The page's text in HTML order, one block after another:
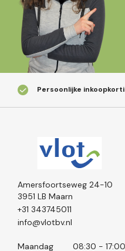
Persoonlijke
Amersfoortseweg 24-10
3951 LB Maarn
+31 343745011
info@vlotbv.nl
Maandag 08:30 - 17:00